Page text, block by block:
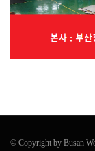
© Copyright by Busan